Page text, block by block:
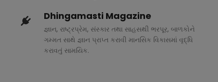
Dhingamasti Magazine
જ્ઞાન, રાષ્ટ્રપ્રેમ, સંસ્કાર તથા સાહસથી ભરપૂર, બાળકોને
ગમ્મત સાથે જ્ઞાન પ્રાપ્ત કરાવી માનસિક વિકાસમાં વૃદ્ધિ
કરાવતું સામયિક.